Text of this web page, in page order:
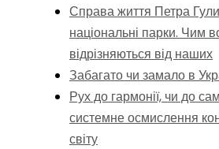
Справа життя Петра
національні парки. Чим
відрізняються від наших
Забагато чи замало в
Рух до гармонії, чи до
системне осмислення
світу